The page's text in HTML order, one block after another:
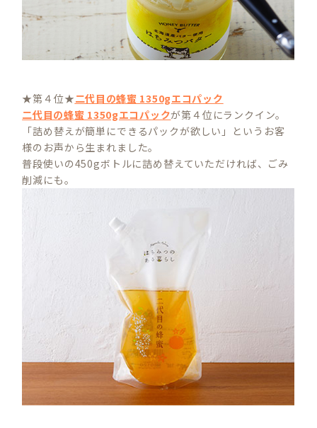
★第４位★二代目の蜂蜜 1350gエコパック
二代目の蜂蜜 1350gエコパックが第４位にランクイン。
「詰め替えが簡単にできるパックが欲しい」というお客
様のお声から生まれました。
普段使いの450gボトルに詰め替えていただければ、ごみ
削減にも。